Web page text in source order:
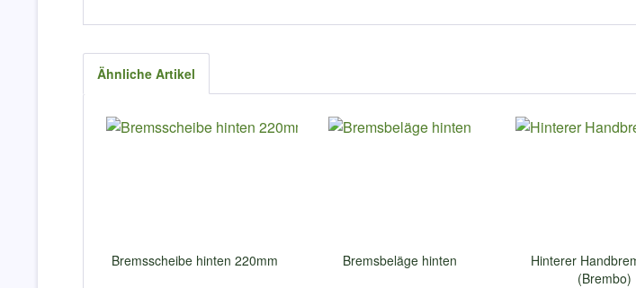
Ähnliche Artikel
Bremsscheibe hinten 220mm Bremsbeläge hinten
Hinterer
(Brembo)